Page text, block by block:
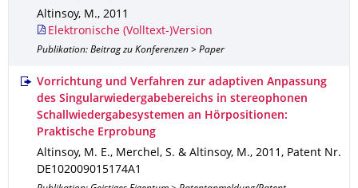
Altinsoy, M., 2011
Elektronische (Volltext-)Version
Publikation: Beitrag zu Konferenzen > Paper
Vorrichtung und Verfahren zur adaptiven Anpassung
des Singularwiedergabebereichs in stereophonen
Schallwiedergabesystemen an Hörpositionen:
Praktische Erprobung
Altinsoy, M. E., Merchel, S. & Altinsoy, M., 2011 , Patent Nr.
DE102009015174A1